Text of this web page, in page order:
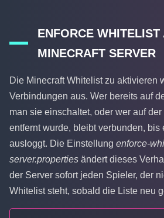
ENFORCE WHITELIST
MINECRAFT SERVER
Die Minecraft Whitelist zu aktivieren
Verbindungen aus. Wer bereits auf
man sie einschaltet, oder wer auf
entfernt wurde, bleibt verbunden, bis
ausloggt. Die Einstellung enforce-
server.properties ändert dieses
der Server sofort jeden Spieler, der
Whitelist steht, sobald die Liste neu